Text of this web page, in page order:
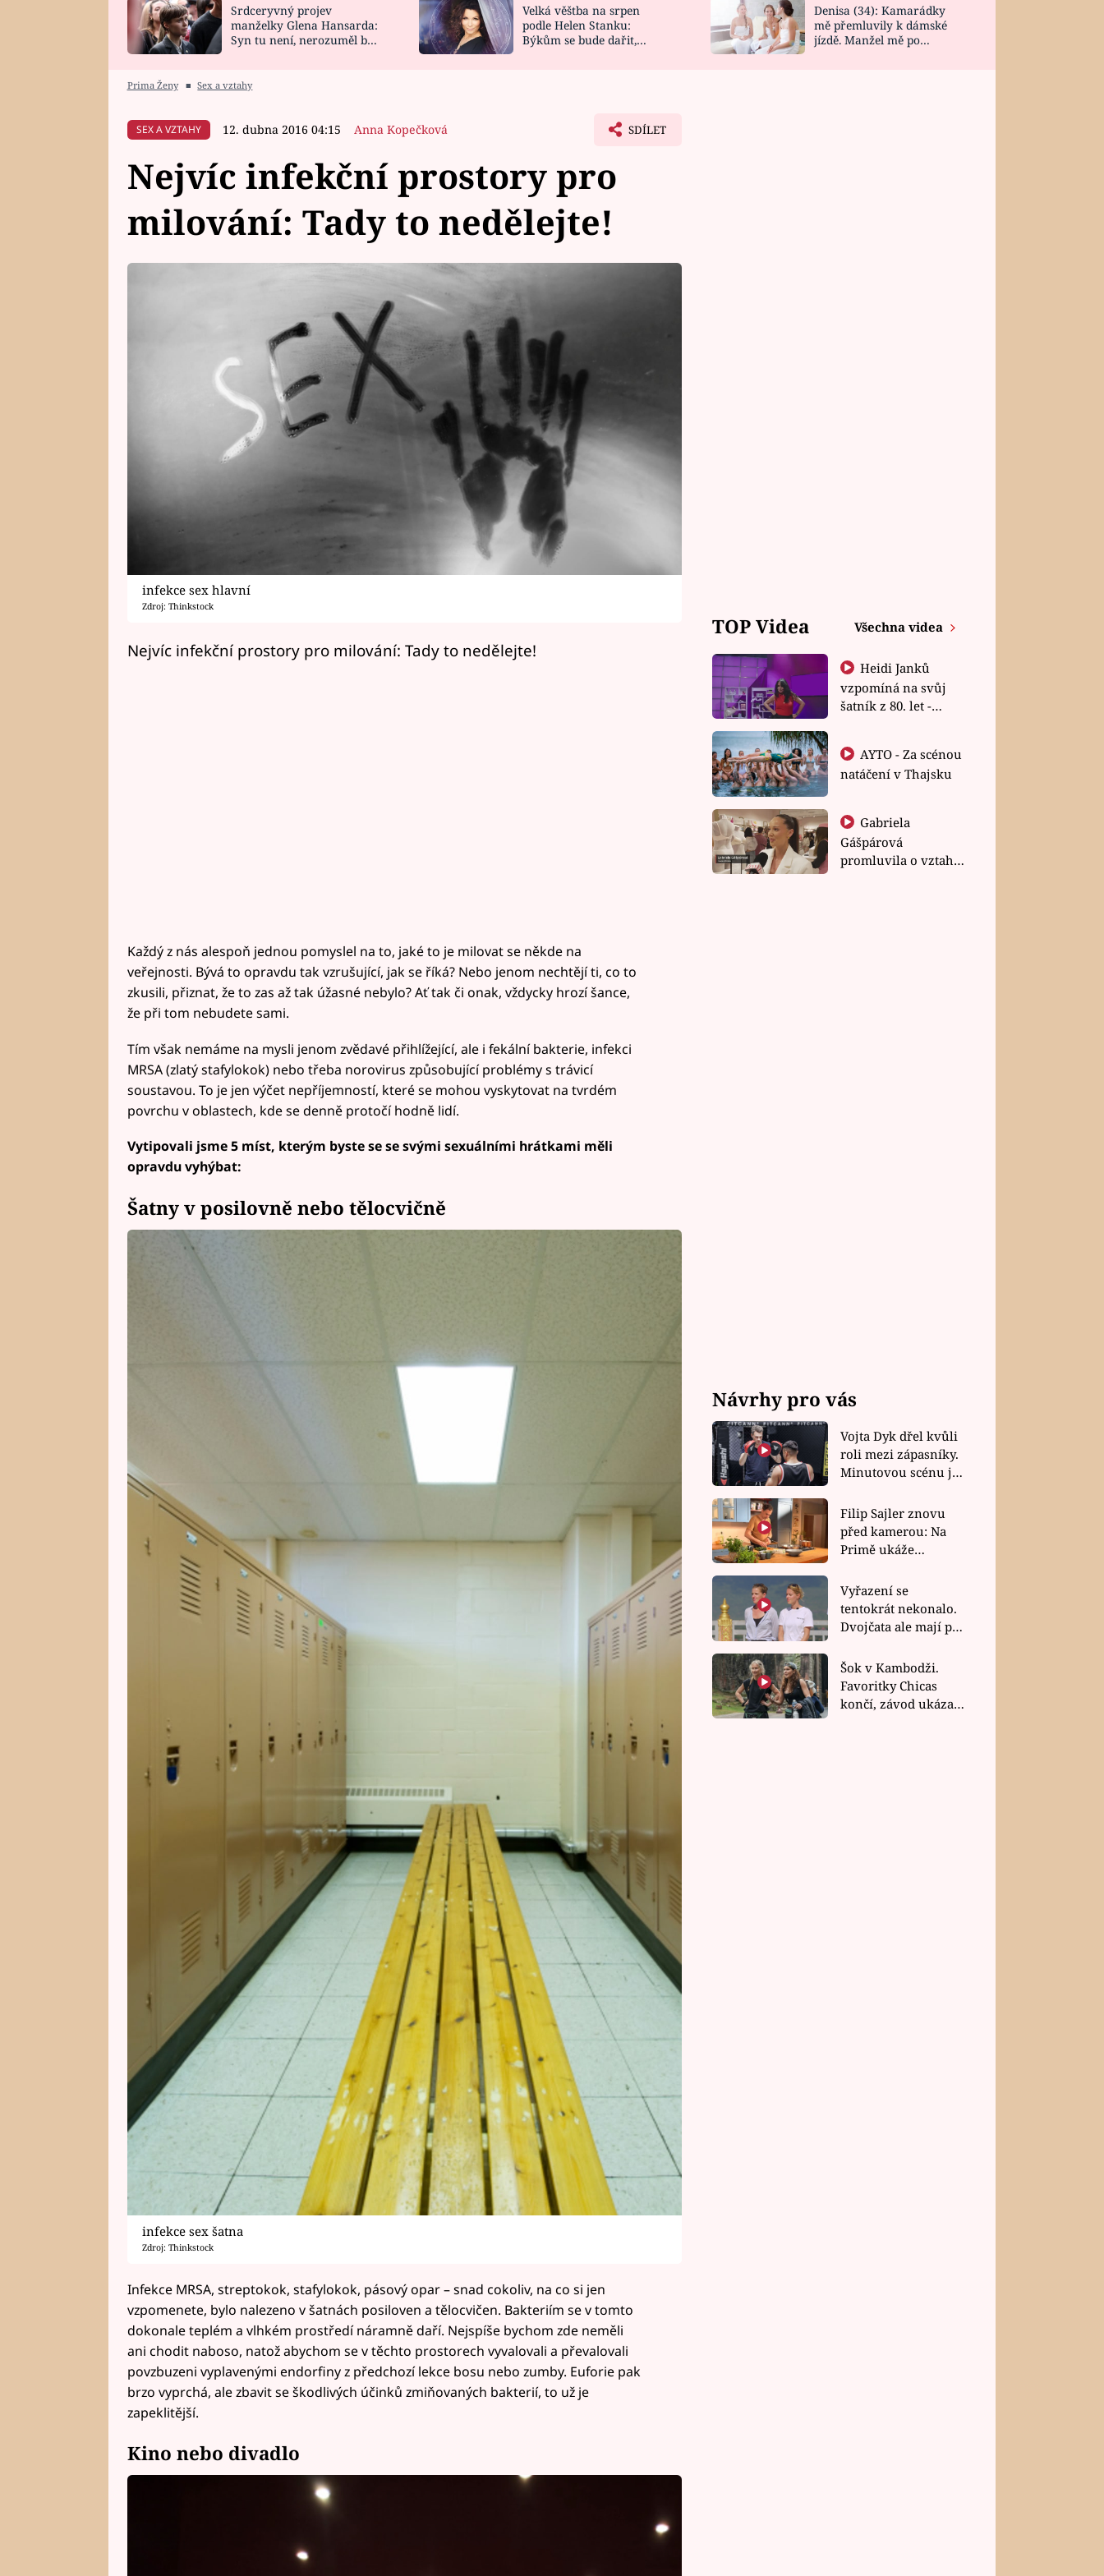
HOROSKOP NA
CELEBRITY
VAŘENÍ
NOVINKY
VIDEORECEPTY
DESIGN
Srdceryvný projev
manželky Glena Hansarda:
Syn tu není, nerozuměl by
Velká věštba na srpen
podle Helen Stanku:
Býkům se bude dařit,
Denisa (34): Kamarádky
mě přemluvily k dámské
jízdě. Manžel mě po
Prima Ženy ■ Sex a vztahy
SEX A VZTAHY 12. dubna 2016 04:15 Anna Kopečková SDÍLET
Nejvíc infekční prostory pro
milování: Tady to nedělejte!
infekce sex hlavní
Zdroj: Thinkstock
Nejvíc infekční prostory pro milování: Tady to nedělejte!
Každý z nás alespoň jednou pomyslel na to, jaké to je milovat se někde na
veřejnosti. Bývá to opravdu tak vzrušující, jak se říká? Nebo jenom nechtějí ti, co to
zkusili, přiznat, že to zas až tak úžasné nebylo? Ať tak či onak, vždycky hrozí šance,
že při tom nebudete sami.
Tím však nemáme na mysli jenom zvědavé přihlížející, ale i fekální bakterie, infekci
MRSA (zlatý stafylokok) nebo třeba norovirus způsobující problémy s trávicí
soustavou. To je jen výčet nepříjemností, které se mohou vyskytovat na tvrdém
povrchu v oblastech, kde se denně protočí hodně lidí.
Vytipovali jsme 5 míst, kterým byste se se svými sexuálními hrátkami měli
opravdu vyhýbat:
Šatny v posilovně nebo tělocvičně
infekce sex šatna
Zdroj: Thinkstock
Infekce MRSA, streptokok, stafylokok, pásový opar – snad cokoliv, na co si jen
vzpomenete, bylo nalezeno v šatnách posiloven a tělocvičen. Bakteriím se v tomto
dokonale teplém a vlhkém prostředí náramně daří. Nejspíše bychom zde neměli
ani chodit naboso, natož abychom se v těchto prostorech vyvalovali a převalovali
povzbuzeni vyplavenými endorfiny z předchozí lekce bosu nebo zumby. Euforie pak
brzo vyprchá, ale zbavit se škodlivých účinků zmiňovaných bakterií, to už je
zapeklitější.
Kino nebo divadlo
TOP Videa Všechna videa
Heidi Janků
vzpomíná na svůj
šatník z 80. let -
natáčení v Thajsku
Gabriela
Gášpárová
promluvila o vztahu
Návrhy pro vás
Vojta Dyk dřel kvůli
roli mezi zápasníky.
Minutovou scénu jel
Filip Sajler znovu
před kamerou: Na
Primě ukáže
rychlé recepty
Vyřazení se
tentokrát nekonalo.
Dvojčata ale mají po
závodu nůž na krku
Šok v Kambodži.
Favoritky Chicas
končí, závod ukázal